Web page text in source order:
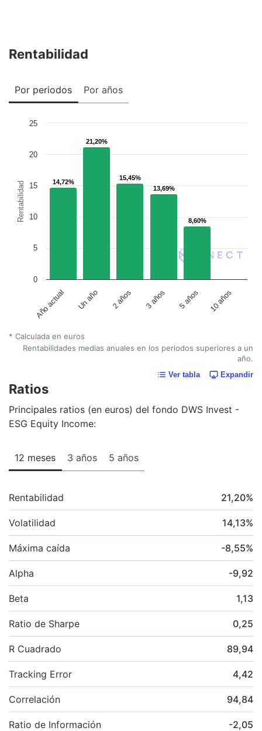
Rentabilidad
Por periodos Por años
Rentabilidad 14,72%
14,72%
21,20%
21,20%
15,45%
15,45%
13,69%
13,69%
8,60%
8,60%
Año actual Un año 2 años 3 años 5 años 10 años
0
5
10
15
20
25
* Calculada en euros
Rentabilidades medias anuales en los periodos superiores a un
año.
Ver tabla Expandir
Ratios
Principales ratios (en euros) del fondo DWS Invest -
ESG Equity Income:
12 meses 3 años 5 años
Rentabilidad 21,20%
Volatilidad 14,13%
Máxima caída -8,55%
Alpha -9,92
Beta 1,13
Ratio de Sharpe 0,25
R Cuadrado 89,94
Tracking Error 4,42
Correlación 94,84
Ratio de Información -2,05